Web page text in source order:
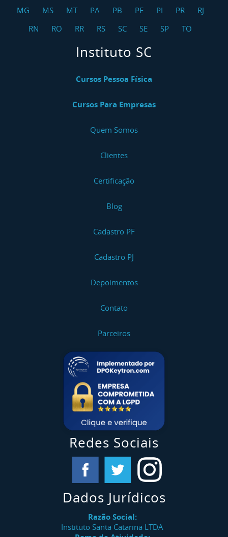
MG
MS MT PA PB PE PI PR
RJ
RN
RO RR RS SC SE SP TO
Instituto SC
Cursos Pessoa Física
Cursos Para Empresas
Quem Somos
Clientes
Certificação
Blog
Cadastro PF
Cadastro PJ
Depoimentos
Contato
Parceiros
Redes Sociais
Dados Jurídicos
Razão Social:
Instituto Santa Catarina LTDA